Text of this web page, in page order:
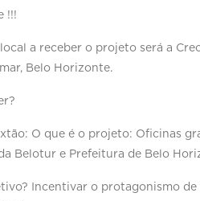
!!!
a receber o projeto será a
Belo Horizonte.
O que é o projeto: Oficinas
Belotur e Prefeitura de Belo
Incentivar o protagonismo